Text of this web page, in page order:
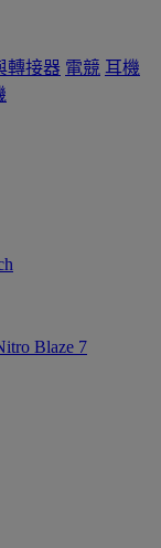
轉接器 電競 耳機
Blaze 7